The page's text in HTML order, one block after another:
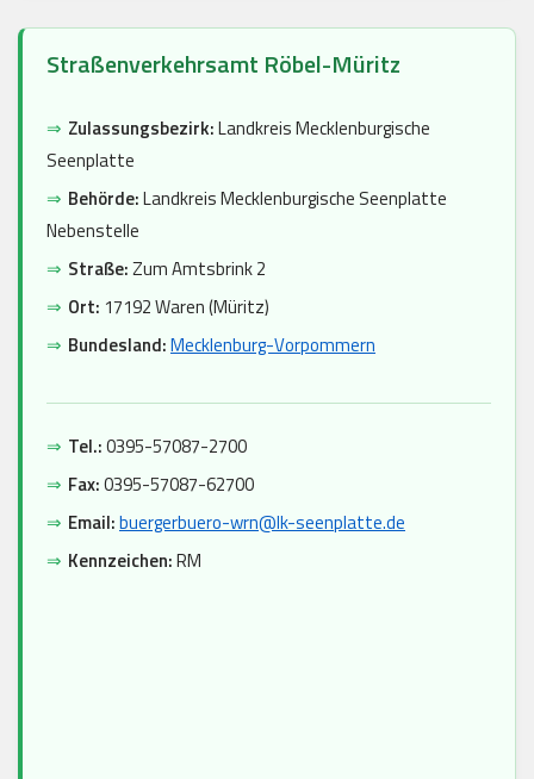
Straßenverkehrsamt Röbel-Müritz
⇒ Zulassungsbezirk:Landkreis Mecklenburgische
Seenplatte
⇒ Behörde:Landkreis Mecklenburgische Seenplatte
Nebenstelle
⇒ Straße:Zum Amtsbrink 2
⇒ Ort: 17192 Waren (Müritz)
⇒ Bundesland:Mecklenburg-Vorpommern
⇒ Tel.:0395-57087-2700
⇒ Fax:0395-57087-62700
⇒ Email:buergerbuero-wrn@lk-seenplatte.de
⇒ Kennzeichen:RM